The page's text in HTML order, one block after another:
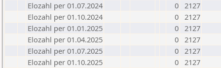
Elozahl per 01.07.2024
0 2127
Elozahl per 01.10.2024
0 2127
Elozahl per 01.01.2025
0 2127
Elozahl per 01.04.2025
0 2127
Elozahl per 01.07.2025
0 2127
Elozahl per 01.10.2025
0 2127